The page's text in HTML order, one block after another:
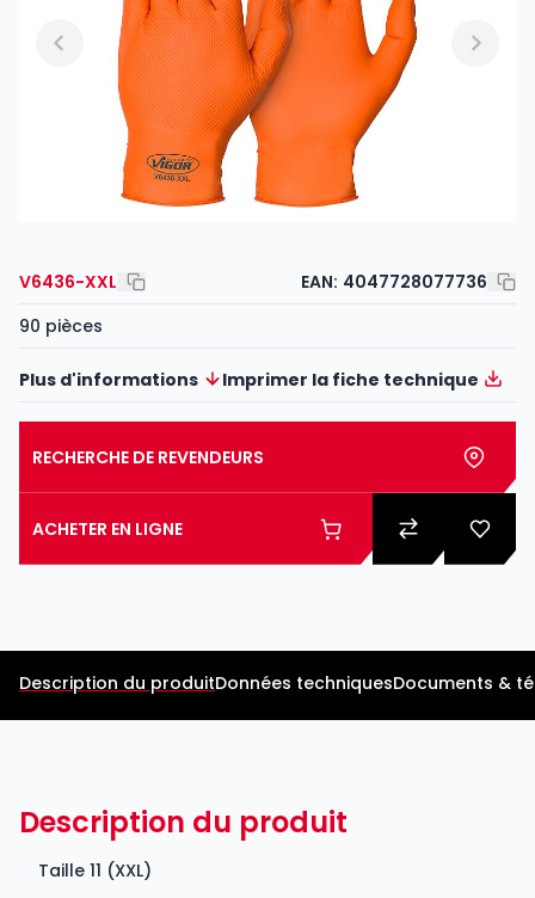
V6436-XXL EAN: 4047728077736
90 pièces
Plus d'informations Imprimer la fiche technique
RECHERCHE DE REVENDEURS
ACHETER EN LIGNE
Description du produitDonnées techniquesDocuments &
Description du produit
Taille 11 (XXL)